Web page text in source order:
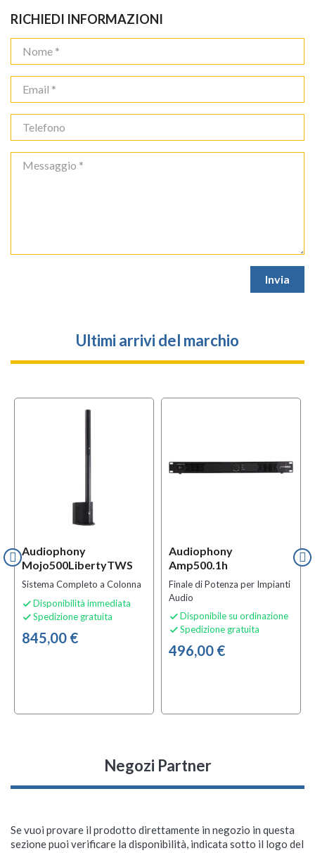
RICHIEDI INFORMAZIONI
Ultimi arrivi del marchio
Audiophony
Mojo500LibertyTWS
Sistema Completo a Colonna
 Disponibilità immediata
 Spedizione gratuita
845,00 €
Audiophony
Amp500.1h
Finale di Potenza per Impianti
Audio
 Disponibile su ordinazione
 Spedizione gratuita
496,00 €
Negozi Partner
Se vuoi provare il prodotto direttamente in negozio in questa
sezione puoi verificare la disponibilità, indicata sotto il logo del